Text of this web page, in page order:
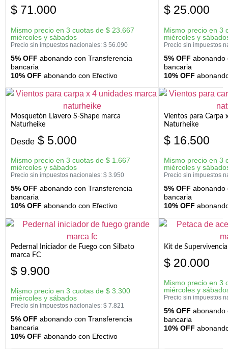
$ 71.000
Mismo precio en 3 cuotas de $ 23.667
miércoles y sábados
Precio sin impuestos nacionales: $ 56.090
5% OFF abonando con Transferencia
bancaria
10% OFF abonando con Efectivo
$ 25.000
Mismo precio en 3
miércoles y
Precio sin impuestos
5% OFF abonando
bancaria
10% OFF
Mosquetón Llavero S-Shape marca
Naturheike
Desde $ 5.000
Mismo precio en 3 cuotas de $ 1.667
miércoles y sábados
Precio sin impuestos nacionales: $ 3.950
5% OFF abonando con Transferencia
bancaria
10% OFF abonando con Efectivo
Vientos para Carpa
Naturheike
$ 16.500
Mismo precio en 3
miércoles y
Precio sin impuestos
5% OFF abonando
bancaria
10% OFF
Pedernal Iniciador de Fuego con Silbato
marca FC
$ 9.900
Mismo precio en 3 cuotas de $ 3.300
miércoles y sábados
Precio sin impuestos nacionales: $ 7.821
5% OFF abonando con Transferencia
bancaria
10% OFF abonando con Efectivo
Kit de
$ 20.000
Mismo precio en 3
miércoles y
Precio sin impuestos
5% OFF abonando
bancaria
10% OFF